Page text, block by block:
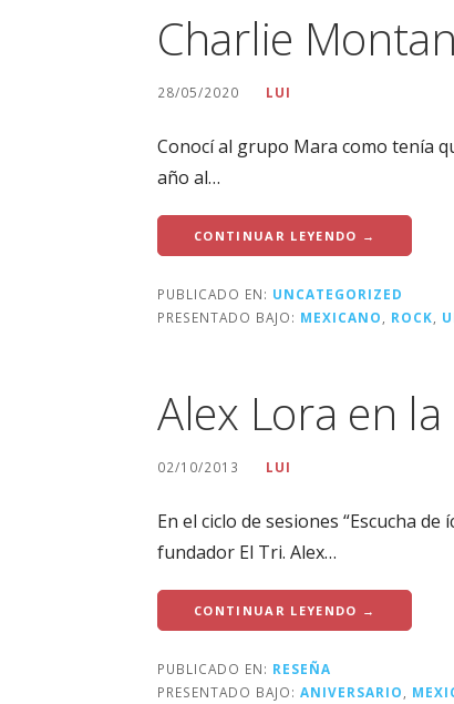
Charlie
28/05/2020 LUI
Conocí al grupo Mara como tenía
año al…
CONTINUAR LEYENDO →
PUBLICADO EN: UNCATEGORIZED
PRESENTADO BAJO: MEXICANO ROCK
Alex Lora en
02/10/2013 LUI
En el ciclo de sesiones “Escucha
fundador El Tri. Alex…
CONTINUAR LEYENDO →
PUBLICADO EN: RESEÑA
PRESENTADO BAJO: ANIVERSARIO